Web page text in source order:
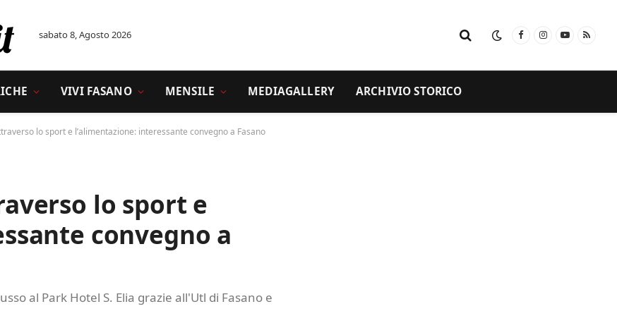
sabato 8, Agosto 2026 FacebookInstagram
YouTube
RSS
VIVI FASANO MENSILE MEDIAGALLERY ARCHIVIO STORICO
lo sport e l’alimentazione: interessante convegno a Fasano
lo sport e
convegno a
al Park Hotel S. Elia grazie all'Utl di Fasano e